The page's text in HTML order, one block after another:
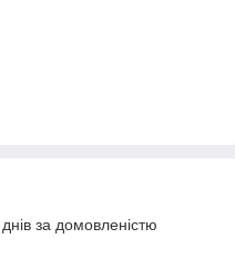
за домовленістю